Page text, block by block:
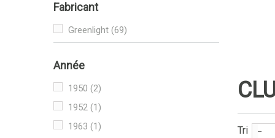
Fabricant
Greenlight (69)
Année
1950 (2)
1952 (1)
1963 (1)
Tri --